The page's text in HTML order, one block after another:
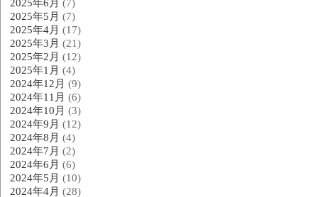
2025年6月 (7)
2025年5月 (7)
2025年4月 (17)
2025年3月 (21)
2025年2月 (12)
2025年1月 (4)
2024年12月 (9)
2024年11月 (6)
2024年10月 (3)
2024年9月 (12)
2024年8月 (4)
2024年7月 (2)
2024年6月 (6)
2024年5月 (10)
2024年4月 (28)